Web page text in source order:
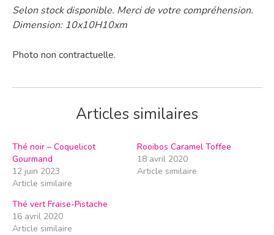
Selon stock disponible. Merci de votre compréhension.
Dimension: 10x10H10xm
Photo non contractuelle.
Articles similaires
Thé noir – Coquelicot
Gourmand
12 juin 2023
Article similaire
Rooibos Caramel Toffee
18 avril 2020
Article similaire
Thé vert Fraise-Pistache
16 avril 2020
Article similaire